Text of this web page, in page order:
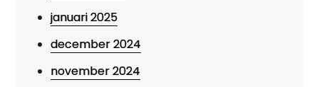
januari 2025
december 2024
november 2024